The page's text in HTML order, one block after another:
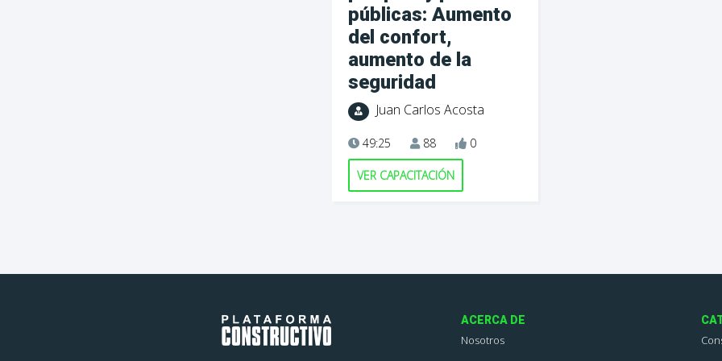
públicas: Aumento
del confort,
aumento de la
seguridad
Juan Carlos Acosta
49:25 88 0
VER CAPACITACIÓN
ACERCA DE
Nosotros